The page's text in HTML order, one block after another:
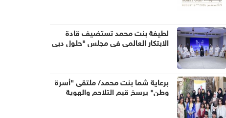
لطيفة بنت محمد تستضيف قادة
الابتكار العالمي في مجلس "حلول دبي
برعاية شما بنت محمد/ ملتقى "أسرة
وطن" يرسخ قيم التلاحم والهوية